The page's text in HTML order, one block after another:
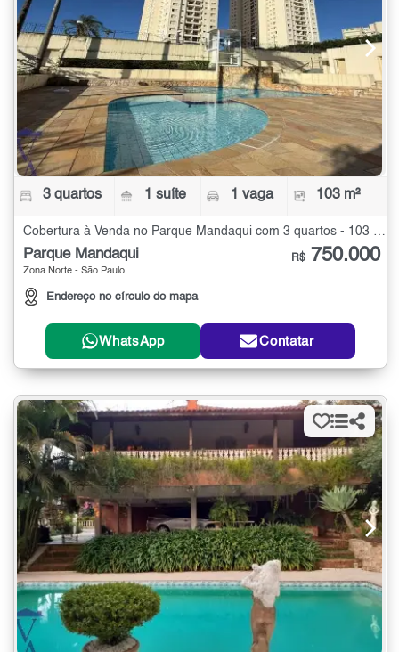
3 quartos 1 suíte 1 vaga 103 m²
Cobertura à Venda no Parque Mandaqui com 3 quartos - 103 m²
Parque Mandaqui
Zona Norte - São Paulo
Endereço no círculo do mapa
R$ 750.000
WhatsApp Contatar